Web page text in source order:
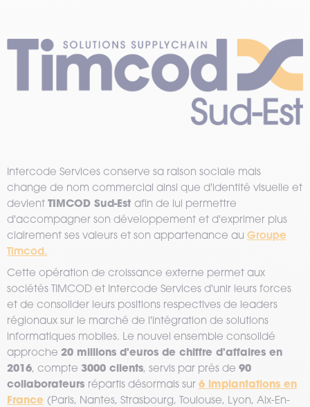
Intercode Services conserve sa raison sociale mais
change de nom commercial ainsi que d'identité visuelle et
devient TIMCOD Sud-Est afin de lui permettre
d'accompagner son développement et d'exprimer plus
clairement ses valeurs et son appartenance au Groupe
Timcod.
Cette opération de croissance externe permet aux
sociétés TIMCOD et Intercode Services d'unir leurs forces
et de consolider leurs positions respectives de leaders
régionaux sur le marché de l'intégration de solutions
informatiques mobiles. Le nouvel ensemble consolidé
approche 20 millions d'euros de chiffre d'affaires en
2016 , compte 3000 clients , servis par près de 90
collaborateurs répartis désormais sur 6 implantations en
France (Paris, Nantes, Strasbourg, Toulouse, Lyon, Aix-En-